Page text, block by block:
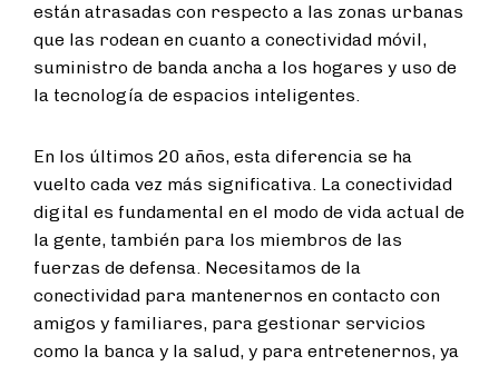
están atrasadas con respecto a las zonas urbanas
que las rodean en cuanto a conectividad móvil,
suministro de banda ancha a los hogares y uso de
la tecnología de espacios inteligentes.
En los últimos 20 años, esta diferencia se ha
vuelto cada vez más significativa. La conectividad
digital es fundamental en el modo de vida actual de
la gente, también para los miembros de las
fuerzas de defensa. Necesitamos de la
conectividad para mantenernos en contacto con
amigos y familiares, para gestionar servicios
como la banca y la salud, y para entretenernos, ya